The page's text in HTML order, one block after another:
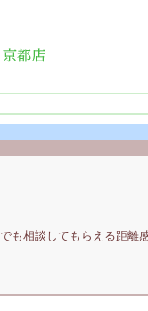
も相談してもらえる距離